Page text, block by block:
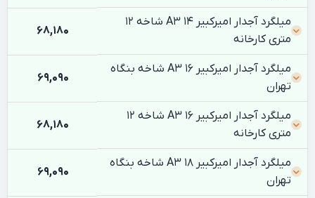
میلگرد آجدار امیرکبیر 14 A3 شاخه 12
متری کارخانه
68,180
میلگرد آجدار امیرکبیر 16 A3 شاخه بنگاه
تهران
69,090
میلگرد آجدار امیرکبیر 16 A3 شاخه 12
متری کارخانه
68,180
میلگرد آجدار امیرکبیر 18 A3 شاخه بنگاه
تهران
69,090